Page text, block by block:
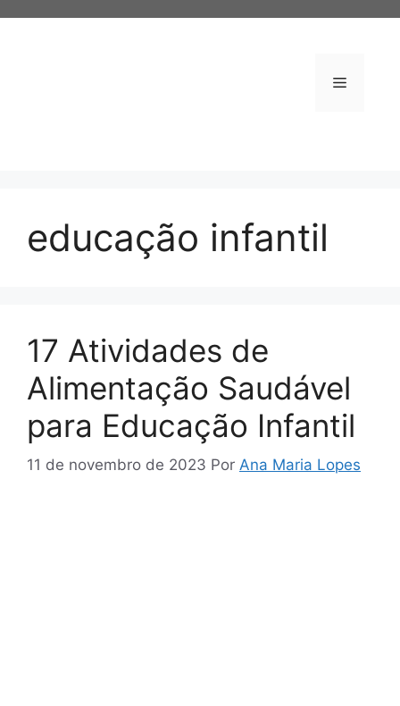
Menu
educação infantil
17 Atividades de
Alimentação Saudável
para Educação Infantil
11 de novembro de 2023 Por Ana Maria Lopes